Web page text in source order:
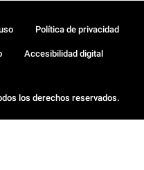
los derechos reservados.
Política de privacidad
Accesibilidad digital